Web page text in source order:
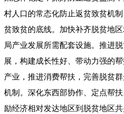
村人口的常态化防止返贫致贫机
贫致贫的底线。加快补齐脱贫地
局产业发展所需配套设施。推进
展，构建成长性好、带动力强的
产业，推进消费帮扶，完善脱贫
机制。深化东西部协作、定点帮
励经济相对发达地区到脱贫地区